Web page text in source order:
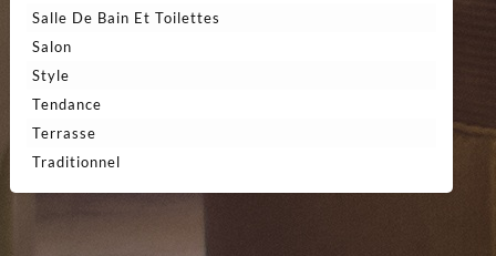
Salle De Bain Et Toilettes
Salon
Style
Tendance
Terrasse
Traditionnel